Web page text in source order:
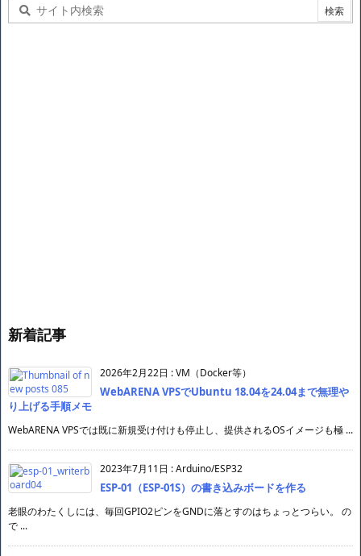
新着記事
2026年2月22日 :VM（Docker等）
WebARENA VPSでUbuntu 18.04を24.04まで無理や
り上げる手順メモ
WebARENA VPSでは既に新規受け付けも停止し、提供されるOSイメージも極 ...
2023年7月11日 :Arduino/ESP32
ESP-01（ESP-01S）の書き込みボードを作る
老眼のわたくしには、毎回GPIO2ピンをGNDに落とすのはちょっとつらい。 の
で ...